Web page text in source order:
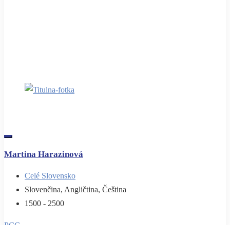
Martina Harazinová
Celé Slovensko
Slovenčina, Angličtina, Čeština
1500 - 2500